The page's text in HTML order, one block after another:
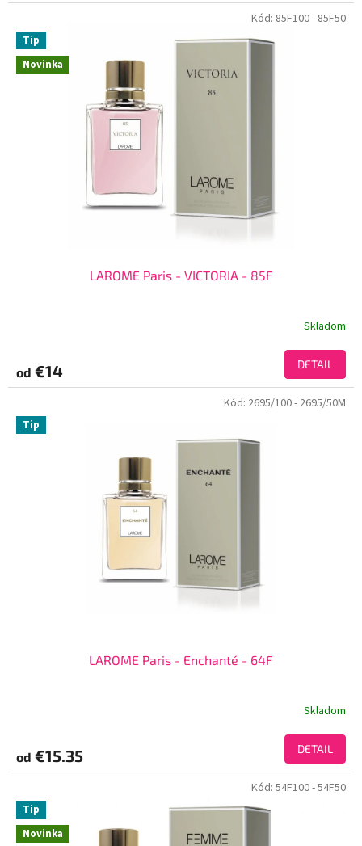
Novinka
Tip
LAROME Paris - VICTORIA - 85F
Skladom
od €14 DETAIL
Kód: 85F100- 85F50
Tip
LAROME Paris - Enchanté - 64F
Skladom
od €15.35 DETAIL
Kód: 2695/100- 2695/50M
Novinka
Tip
Kód: 54F100- 54F50